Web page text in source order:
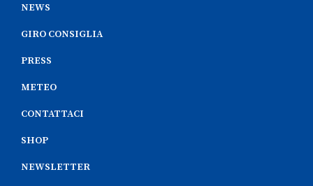
NEWS
GIRO CONSIGLIA
PRESS
METEO
CONTATTACI
SHOP
NEWSLETTER